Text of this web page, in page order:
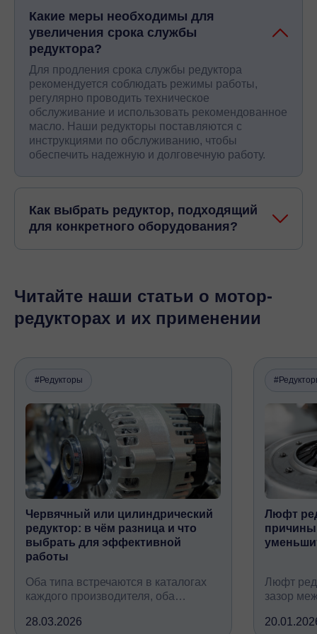
Какие меры необходимы для
увеличения срока службы
редуктора?
Для продления срока службы редуктора
рекомендуется соблюдать режимы работы,
регулярно проводить техническое
обслуживание и использовать рекомендованное
масло. Наши редукторы поставляются с
инструкциями по обслуживанию, чтобы
обеспечить надежную и долговечную работу.
Как выбрать редуктор, подходящий
для конкретного оборудования?
Читайте наши статьи о мотор-
редукторах и их применении
#Редукторы
Червячный или цилиндрический
редуктор: в чём разница и что
выбрать для эффективной
работы
Оба типа встречаются в каталогах
каждого производителя, оба
крутящий момент, но устроены
28.03.2026
Люфт
Люфт
зазор